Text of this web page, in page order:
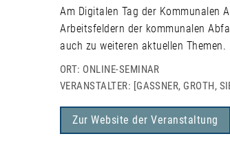
Am Digitalen Tag der Kommunalen
Arbeitsfeldern der kommunalen
auch zu weiteren aktuellen Themen.
ORT: ONLINE-SEMINAR
VERANSTALTER: [GASSNER, GROTH,
Zur Website der Veranstaltung